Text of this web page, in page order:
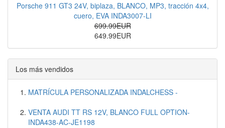
Porsche 911 GT3 24V, biplaza, BLANCO, MP3, tracción 4x4,
cuero, EVA INDA3007-LI
699.99EUR
649.99EUR
Los más vendidos
MATRÍCULA PERSONALIZADA INDALCHESS -
VENTA AUDI TT RS 12V, BLANCO FULL OPTION-
INDA438-AC-JE1198